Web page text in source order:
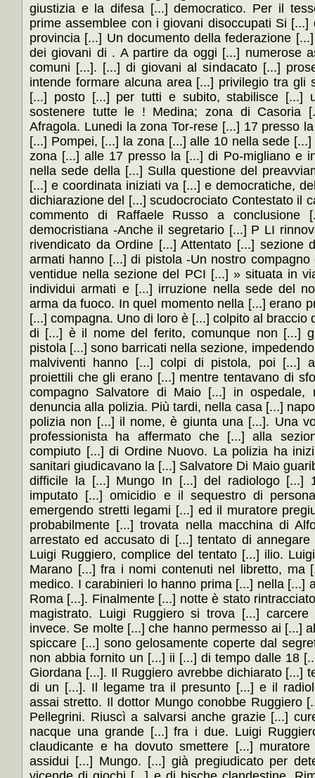
giustizia e la difesa [...] democratico. Per il
prime assemblee con i giovani disoccupati Si
provincia [...] Un documento della federazione
dei giovani di . A partire da oggi [...] numerose
comuni [...]. [...] di giovani al sindacato [...]
intende formare alcuna area [...] privilegio tra gli
[...] posto [...] per tutti e subito, stabilisce [...]
sostenere tutte le ! Medina; zona di Casoria
Afragola. Lunedi la zona Tor-rese [...] 17 presso
[...] Pompei, [...] la zona [...] alle 10 nella sede
zona [...] alle 17 presso la [...] di Po-migliano e
nella sede della [...] Sulla questione del
[...] e coordinata iniziati va [...] e democratiche,
dichiarazione del [...] scudocrociato Contestato il
commento di Raffaele Russo a conclusione
democristiana -Anche il segretario [...] P LI
rivendicato da Ordine [...] Attentato [...] sezione
armati hanno [...] di pistola -Un nostro
ventidue nella sezione del PCI [...] » situata in
individui armati e [...] irruzione nella sede del
arma da fuoco. In quel momento nella [...] erano
[...] compagna. Uno di loro è [...] colpito al braccio
di [...] è il nome del ferito, comunque non [...]
pistola [...] sono barricati nella sezione,
malviventi hanno [...] colpi di pistola, poi [...]
proiettili che gli erano [...] mentre tentavano di
compagno Salvatore di Maio [...] in
denuncia alla polizia. Più tardi, nella casa [...]
polizia non [...] il nome, è giunta una [...]. Una
professionista ha affermato che [...] alla
compiuto [...] di Ordine Nuovo. La polizia ha
sanitari giudicavano la [...] Salvatore Di Maio
difficile la [...] Mungo In [...] del radiologo
imputato [...] omicidio e il sequestro di
emergendo stretti legami [...] ed il muratore
probabilmente [...] trovata nella macchina di
arrestato ed accusato di [...] tentato di
Luigi Ruggiero, complice del tentato [...] ilio.
Marano [...] fra i nomi contenuti nel libretto, ma
medico. I carabinieri lo hanno prima [...] nella [...]
Roma [...]. Finalmente [...] notte è stato
magistrato. Luigi Ruggiero si trova [...]
invece. Se molte [...] che hanno permesso ai [...]
spiccare [...] sono gelosamente coperte dal
non abbia fornito un [...] ii [...] di tempo dalle 18
Giordana [...]. Il Ruggiero avrebbe dichiarato [...]
di un [...]. Il legame tra il presunto [...] e il
assai stretto. Il dottor Mungo conobbe Ruggiero
Pellegrini. Riuscì a salvarsi anche grazie [...]
nacque una grande [...] fra i due. Luigi
claudicante e ha dovuto smettere [...]
assidui [...] Mungo. [...] già pregiudicato per